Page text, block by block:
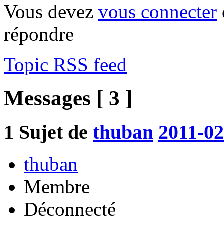
Vous devez vous connecter
répondre
Topic RSS feed
Messages [ 3 ]
1 Sujet de thuban 2011-
thuban
Membre
Déconnecté